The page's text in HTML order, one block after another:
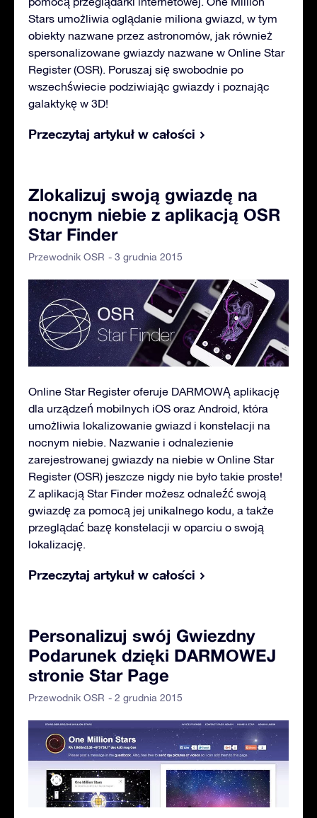
Stars umożliwia oglądanie miliona gwiazd, w tym
obiekty nazwane przez astronomów, jak również
spersonalizowane gwiazdy nazwane w Online Star
Register (OSR). Poruszaj się swobodnie po
wszechświecie podziwiając gwiazdy i poznając
galaktykę w 3D!
Przeczytaj artykuł w całości
Zlokalizuj swoją gwiazdę na
nocnym niebie z aplikacją OSR
Star Finder
Przewodnik OSR - 3 grudnia 2015
Online Star Register oferuje DARMOWĄ aplikację
dla urządzeń mobilnych iOS oraz Android, która
umożliwia lokalizowanie gwiazd i konstelacji na
nocnym niebie. Nazwanie i odnalezienie
zarejestrowanej gwiazdy na niebie w Online Star
Register (OSR) jeszcze nigdy nie było takie proste!
Z aplikacją Star Finder możesz odnaleźć swoją
gwiazdę za pomocą jej unikalnego kodu, a także
przeglądać bazę konstelacji w oparciu o swoją
lokalizację.
Przeczytaj artykuł w całości
Personalizuj swój Gwiezdny
Podarunek dzięki DARMOWEJ
stronie Star Page
Przewodnik OSR - 2 grudnia 2015